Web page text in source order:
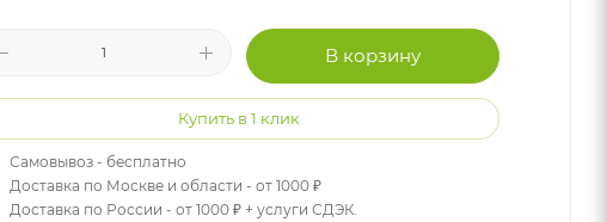
В корзину
Купить в 1 клик
Самовывоз - бесплатно
Доставка по Москве и области - от 1000 ₽
Доставка по России - от 1000 ₽ + услуги СДЭК.